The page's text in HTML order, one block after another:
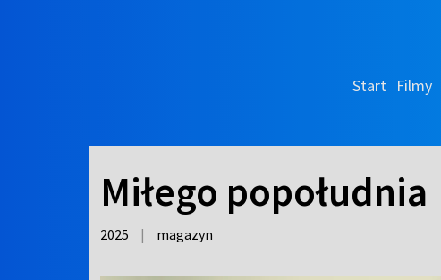
Start Filmy
Miłego popołudnia
2025 | magazyn